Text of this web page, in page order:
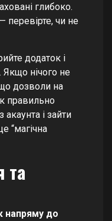
глибоко.
перевірте, чи не
додаток і
Якщо нічого не
дозволи на
правильно
акаунта і зайти
“магічна
та
напряму до